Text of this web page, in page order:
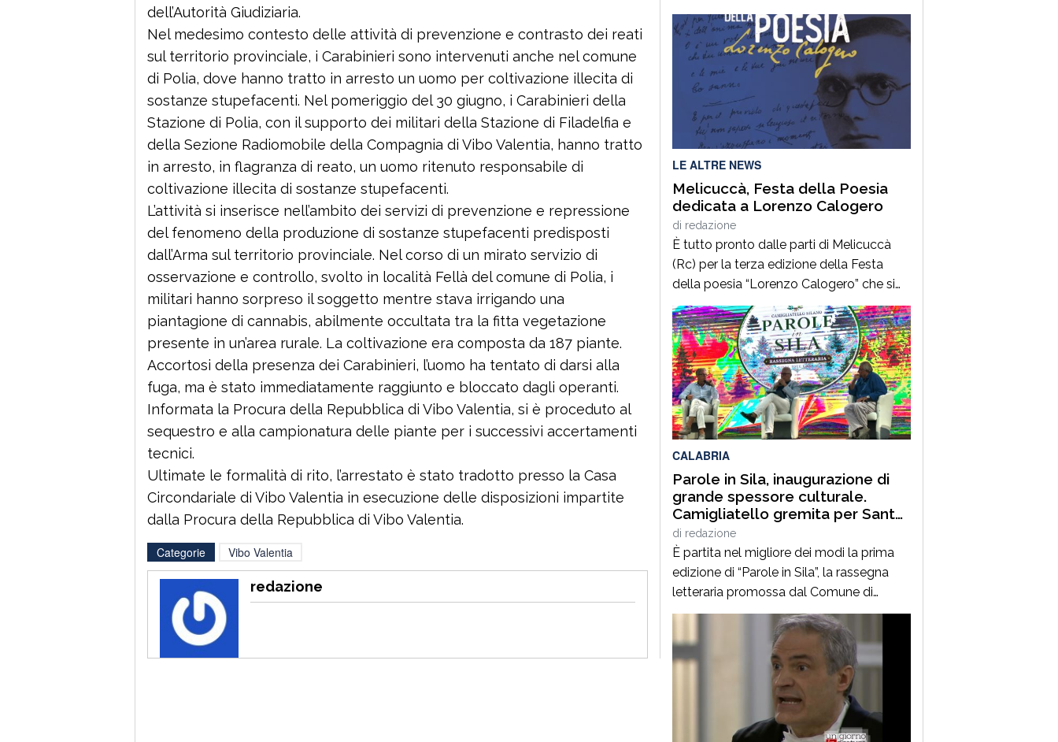
dell’Autorità Giudiziaria.
Nel medesimo contesto delle attività di prevenzione e contrasto dei reati
sul territorio provinciale, i Carabinieri sono intervenuti anche nel comune
di Polia, dove hanno tratto in arresto un uomo per coltivazione illecita di
sostanze stupefacenti. Nel pomeriggio del 30 giugno, i Carabinieri della
Stazione di Polia, con il supporto dei militari della Stazione di Filadelfia e
della Sezione Radiomobile della Compagnia di Vibo Valentia, hanno tratto
in arresto, in flagranza di reato, un uomo ritenuto responsabile di
coltivazione illecita di sostanze stupefacenti.
L’attività si inserisce nell’ambito dei servizi di prevenzione e repressione
del fenomeno della produzione di sostanze stupefacenti predisposti
dall’Arma sul territorio provinciale. Nel corso di un mirato servizio di
osservazione e controllo, svolto in località Fellà del comune di Polia, i
militari hanno sorpreso il soggetto mentre stava irrigando una
piantagione di cannabis, abilmente occultata tra la fitta vegetazione
presente in un’area rurale. La coltivazione era composta da 187 piante.
Accortosi della presenza dei Carabinieri, l’uomo ha tentato di darsi alla
fuga, ma è stato immediatamente raggiunto e bloccato dagli operanti.
Informata la Procura della Repubblica di Vibo Valentia, si è proceduto al
sequestro e alla campionatura delle piante per i successivi accertamenti
tecnici.
Ultimate le formalità di rito, l’arrestato è stato tradotto presso la Casa
Circondariale di Vibo Valentia in esecuzione delle disposizioni impartite
dalla Procura della Repubblica di Vibo Valentia.
Categorie Vibo Valentia
redazione
LE ALTRE NEWS
Melicuccà, Festa della Poesia
dedicata a Lorenzo Calogero
di redazione
È tutto pronto dalle parti di Melicuccà
(Rc) per la terza edizione della Festa
della poesia “Lorenzo Calogero” che si
terrà dal 6 all’11 agosto. Dopo il successo
delle prime due edizioni, nel 2024 e nel
2025, che hanno portato nell’entroterra
calabrese autorevoli protagonisti della
cultura italiana e internazionale, anche
per quest’annoLYRIKS – Laboratorio
Interdisciplinare […]
CALABRIA
Parole in Sila, inaugurazione di
grande spessore culturale.
Camigliatello gremita per Santo
Gioffrè e il Procuratore Aggiunto
Stefano Musolino
di redazione
È partita nel migliore dei modi la prima
edizione di “Parole in Sila”, la rassegna
letteraria promossa dal Comune di
Spezzano della Sila e diretta dal
giornalista Pasquale Motta, che fino al 19
agosto porterà a Camigliatello Silano
alcuni tra i più autorevoli protagonisti del
panorama culturale e istituzionale
italiano. Nella splendida cornice di Piazza